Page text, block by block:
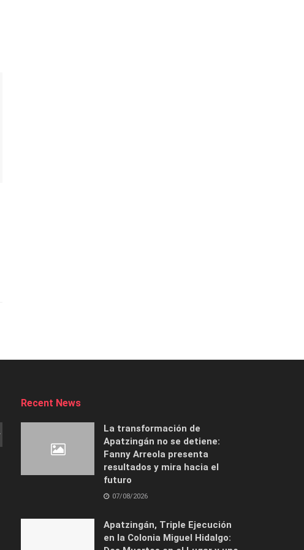
Recent News
La transformación de
Apatzingán no se detiene:
Fanny Arreola presenta
resultados y mira hacia el
futuro
07/08/2026
Apatzingán, Triple Ejecución
en la Colonia Miguel Hidalgo: